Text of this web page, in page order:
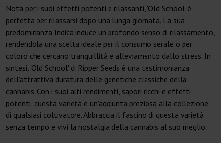
Nota per i suoi effetti potenti e rilassanti, 'Old School' è
perfetta per rilassarsi dopo una lunga giornata. La sua
predominanza Indica induce un profondo senso di rilassamento,
rendendola una scelta ideale per il consumo serale o per
coloro che cercano tranquillità e alleviamento dallo stress. In
sintesi, 'Old School' di Ripper Seeds è una testimonianza
dell'attrattiva duratura delle genetiche classiche della
cannabis. Con i suoi alti rendimenti, sapori ricchi e effetti
potenti, questa varietà è un'aggiunta preziosa alla collezione
di qualsiasi coltivatore. Abbraccia il fascino di questa varietà
senza tempo e vivi la nostalgia della cannabis al suo meglio.